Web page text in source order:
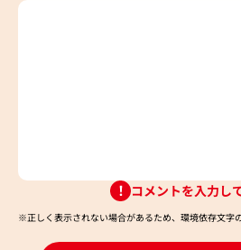
コメントを入力し
※正しく表示されない場合があるため、環境依存文字